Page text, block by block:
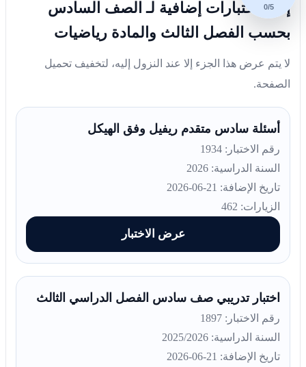
0/5
إليك اختبارات إضافية لـ الصف السادس
بحسب الفصل الثالث والمادة رياضيات
لا يتم عرض هذا الجزء إلا عند النزول إليه، لتخفيف تحميل
الصفحة.
أسئلة سادس متقدم ريفيل وفق الهيكل
رقم الاختبار: 1934
السنة الدراسية: 2026
تاريخ الإضافة: 21-06-2026
الزيارات: 462
عرض الاختبار
اختبار تدريبي صف سادس الفصل الدراسي الثالث
رقم الاختبار: 1897
السنة الدراسية: 2025/2026
تاريخ الإضافة: 21-06-2026